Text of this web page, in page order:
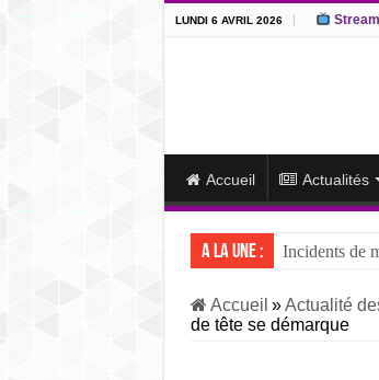
LUNDI 6 AVRIL 2026
Accueil Actualités
A la une :
Incidents de
J14 –
J13 –
Accueil » Actualité
de tête se démarque